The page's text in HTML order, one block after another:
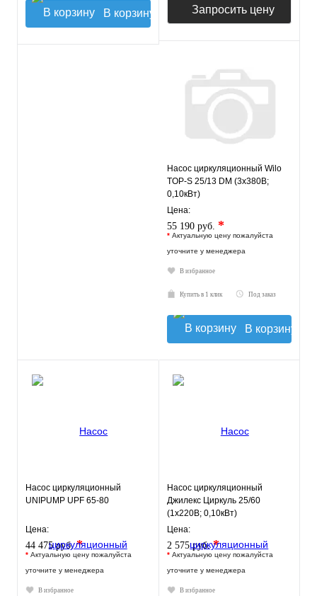
В корзину Запросить цену
Насос циркуляционный Wilo
TOP-S 25/13 DM (3х380В;
0,10кВт)
Цена:
55 190 руб. *
* Актуальную цену пожалуйста
уточните у менеджера
В избранное
Купить в 1 клик Под заказ
В корзину
Насос циркуляционный
UNIPUMP UPF 65-80
Цена:
44 475 руб.*
* Актуальную цену пожалуйста
уточните у менеджера
В избранное
Насос циркуляционный
Джилекс Циркуль 25/60
(1х220В; 0,10кВт)
Цена:
2 575 руб.*
* Актуальную цену пожалуйста
уточните у менеджера
В избранное